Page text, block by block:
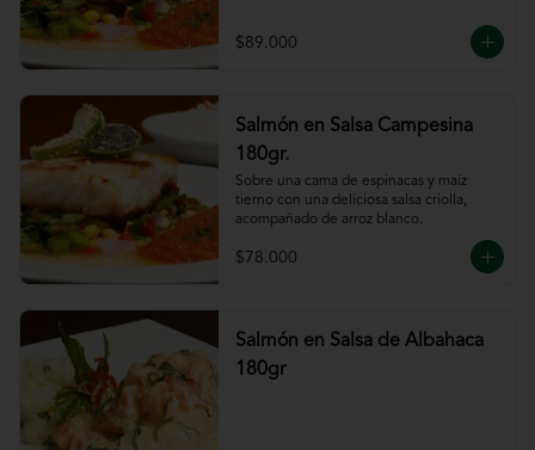
$89.000
Salmón en Salsa Campesina
180gr.
Sobre una cama de espinacas y maíz
tierno con una deliciosa salsa criolla,
acompañado de arroz blanco.
$78.000
Salmón en Salsa de Albahaca
180gr